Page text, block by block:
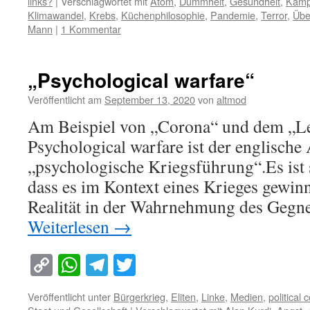
Klimawandel, Krebs, Küchenphilosophie, Pandemie, Terror,
Mann | 1 Kommentar
„Psychological warfare“
Veröffentlicht am September 13, 2020von altmod
Am Beispiel von „Corona“ und dem
Psychological warfare ist der
„psychologische Kriegsführung“.Es ist
dass es im Kontext eines Krieges
Realität in der Wahrnehmung des
Weiterlesen →
Copy
Link
WhatsApp
Telegram
Veröffentlicht unter Bürgerkrieg, Eliten, Linke, Medien, political